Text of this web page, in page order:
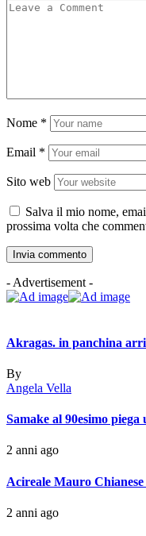
Nome *
Email *
Sito web
Salva il mio nome,
prossima volta che
- Advertisement -
Akragas. in panchina
By
Angela Vella
Samake al 90esimo
2 anni ago
Acireale Mauro
2 anni ago